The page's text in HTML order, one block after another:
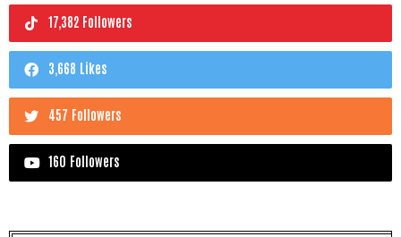
17,382 Followers
3,668 Likes
457 Followers
160 Followers